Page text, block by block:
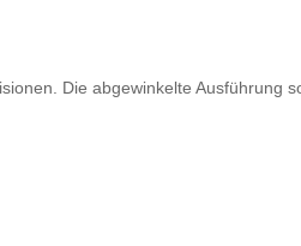
Die abgewinkelte Ausführung